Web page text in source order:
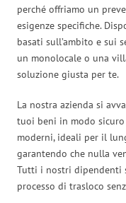
perché offriamo un
esigenze specifiche.
basati sull’ambito e sui
un monolocale o una
soluzione giusta per te.
La nostra azienda si
tuoi beni in modo
moderni, ideali per il
garantendo che nulla
Tutti i nostri dipendenti
processo di trasloco